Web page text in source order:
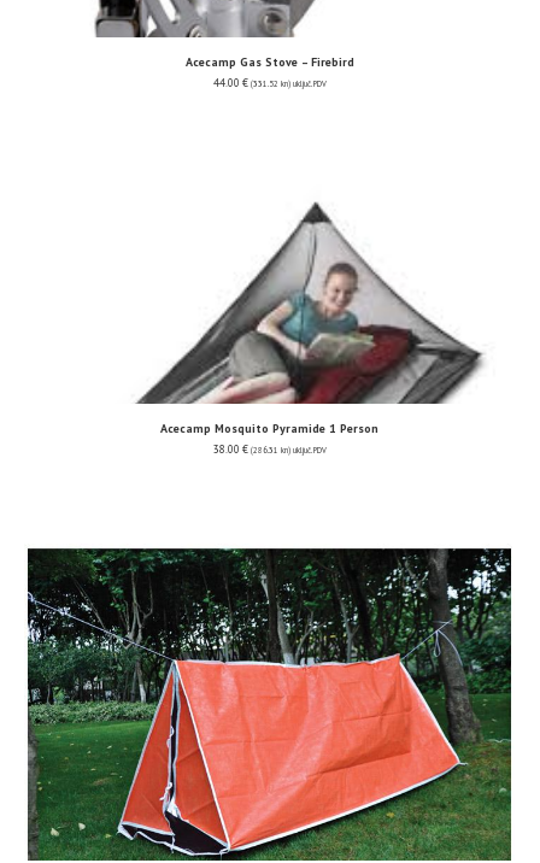
Acecamp Gas Stove – Firebird
44.00 € (331.52 kn) uključ. PDV
Acecamp Mosquito Pyramide 1 Person
38.00 € (286.31 kn) uključ. PDV